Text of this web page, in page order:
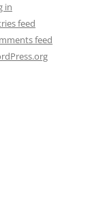
in
feed
feed